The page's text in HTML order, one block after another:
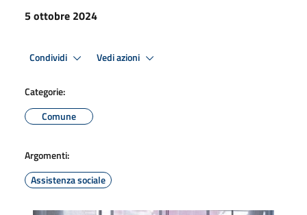
5 ottobre 2024
Condividi Vedi azioni
Categorie:
Comune
Argomenti:
Assistenza sociale